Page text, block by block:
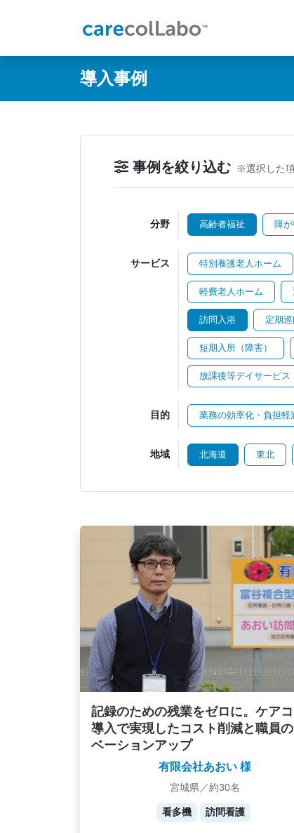
導入事例
事例を絞り込む ※選択した
分野 高齢者福祉 障
サービス 特別養護老人ホーム
軽費老人ホーム
訪問入浴 定期
短期入所（障害）
放課後等デイサービス
目的 業務の効率化・負担軽
地域 北海道 東北
記録のための残業をゼロに。ケア
導入で実現したコスト削減と職員
ベーションアップ
有限会社あおい 様
宮城県／約30名
看多機 訪問看護